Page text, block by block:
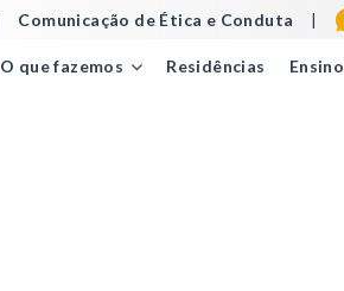
Comunicação de Ética e Conduta |
O que fazemos Residências Ensino